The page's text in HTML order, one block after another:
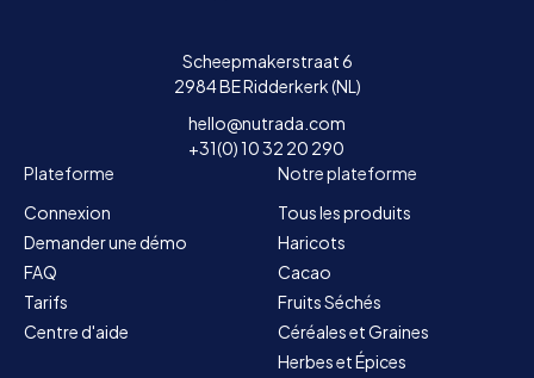
Scheepmakerstraat 6
2984 BE Ridderkerk (NL)
hello@nutrada.com
+31(0) 10 32 20 290
Plateforme
Connexion
Demander une démo
FAQ
Tarifs
Centre d'aide
Notre plateforme
Tous les produits
Haricots
Cacao
Fruits Séchés
Céréales et Graines
Herbes et Épices